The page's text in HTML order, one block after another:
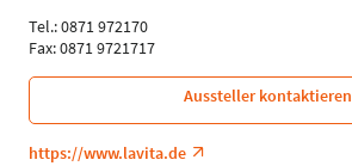
Tel.: 0871 972170
Fax: 0871 9721717
Aussteller kontaktieren
https://www.lavita.de